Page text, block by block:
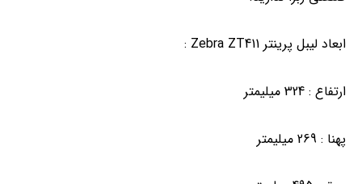
ابعاد لیبل پرینتر Zebra ZT411 :
ارتفاع : 324 میلیمتر
پهنا : 269 میلیمتر